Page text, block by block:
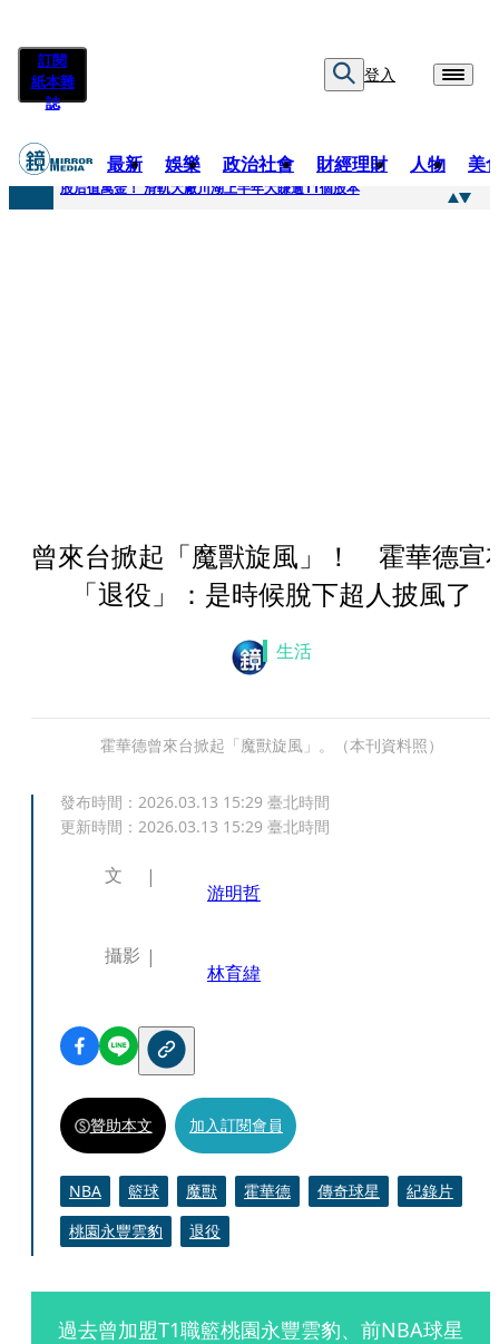
訂閱
紙本雜
誌
登入
最新 娛樂 政治社會 財經理財 人物 美
快訊
股后值萬金！ 滑軌大廠川湖上半年大賺逾11個股本
曾來台掀起「魔獸旋風」！ 霍華德宣
「退役」：是時候脫下超人披風了
生活
霍華德曾來台掀起「魔獸旋風」。（本刊資料照）
發布時間： 2026.03.13 15:29 臺北時間
更新時間： 2026.03.13 15:29 臺北時間
文
游明哲
攝影
林育緯
贊助本文 加入訂閱會員
NBA 籃球 魔獸 霍華德 傳奇球星
紀錄片
桃園永豐雲豹
退役
過去曾加盟T1職籃桃園永豐雲豹、前NBA球星